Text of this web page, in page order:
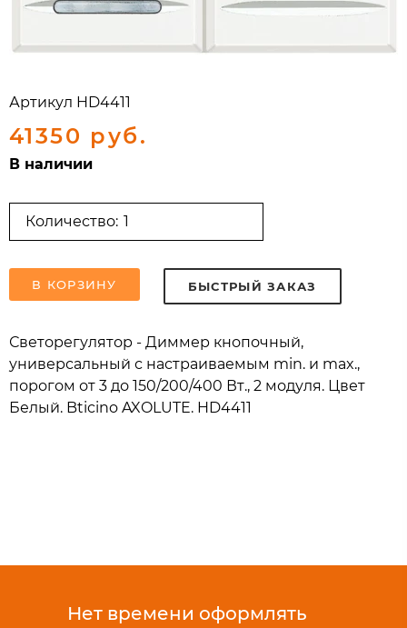
Артикул HD4411
41350 руб.
В наличии
Количество:
В КОРЗИНУ БЫСТРЫЙ ЗАКАЗ
Светорегулятор - Диммер кнопочный,
универсальный с настраиваемым min. и max.,
порогом от 3 до 150/200/400 Вт., 2 модуля. Цвет
Белый. Bticino AXOLUTE. HD4411
Нет времени оформлять